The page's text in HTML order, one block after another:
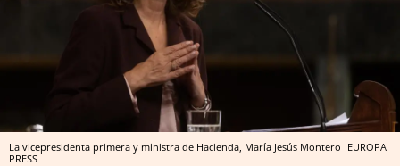
La vicepresidenta primera y ministra de Hacienda, María Jesús Montero EUROPA
PRESS